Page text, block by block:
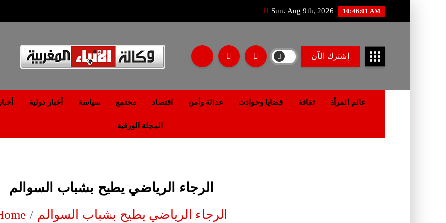
Sun. Aug 9th, 2026 10:46:02 AM
إشترك الآن
أخبار دولية سياسة مجتمع اقتصاد عدالة وأمن قضايا وحوادث ثقافة عالم المرأة
المجلة الورقية
الرجاء الرياضي يطيح بشباب السوالم
الرجاء الرياضي يطيح بشباب السوالم